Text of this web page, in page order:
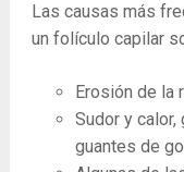
Las causas más
un folículo capilar
Erosión de la
Sudor y
guantes de